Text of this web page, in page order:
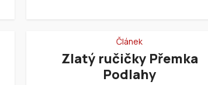
Článek
Zlatý ručičky Přemka
Podlahy